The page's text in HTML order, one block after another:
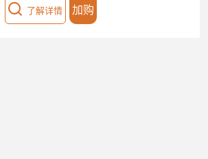
＞98%，耐酸碱（pH 1-14）、耐高温
了解详情 加购